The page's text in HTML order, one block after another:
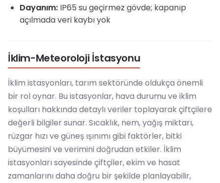
Dayanım: IP65 su geçirmez gövde; kapanıp
açılmada veri kaybı yok
İklim-Meteoroloji İstasyonu
İklim istasyonları, tarım sektöründe oldukça önemli
bir rol oynar. Bu istasyonlar, hava durumu ve iklim
koşulları hakkında detaylı veriler toplayarak çiftçilere
değerli bilgiler sunar. Sıcaklık, nem, yağış miktarı,
rüzgar hızı ve güneş ışınımı gibi faktörler, bitki
büyümesini ve verimini doğrudan etkiler. İklim
istasyonları sayesinde çiftçiler, ekim ve hasat
zamanlarını daha doğru bir şekilde planlayabilir,